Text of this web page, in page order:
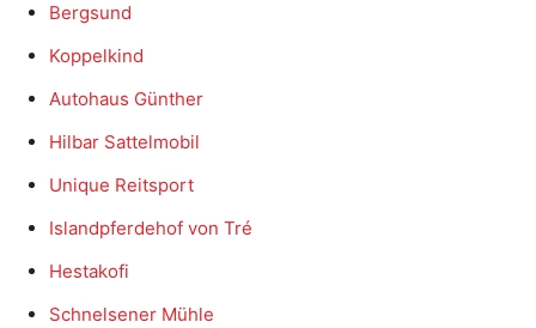
Bergsund
Koppelkind
Autohaus Günther
Hilbar Sattelmobil
Unique Reitsport
Islandpferdehof von Tré
Hestakofi
Schnelsener Mühle